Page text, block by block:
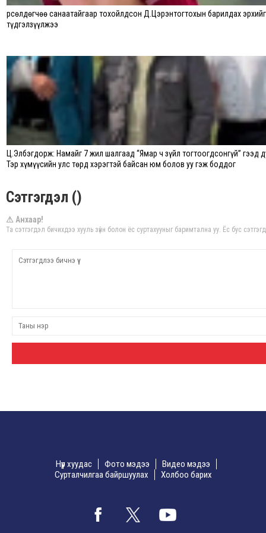
Өрсөлдөгчөө санаатайгаар тохойлдсон Д.Цэрэнтогтохын барилдах эрхийг
түдгэлзүүлжээ
Ц.Элбэгдорж: Намайг 7 жил шалгаад “Ямар ч зүйл тогтоогдсонгүй” гээд
Тэр хүмүүсийн улс төрд хэрэгтэй байсан юм болов уу гэж боддог
Сэтгэгдэл ()
⚠ Анхаар!
Та сэтгэгдэл бичихдээ хууль зүйн болон ёс суртахууныг баримтална уу. Ёс бус
Нүүр хуудас Фото мэдээ
Видео мэдээ
Сурталчилгаа байршуулах
Холбоо барих